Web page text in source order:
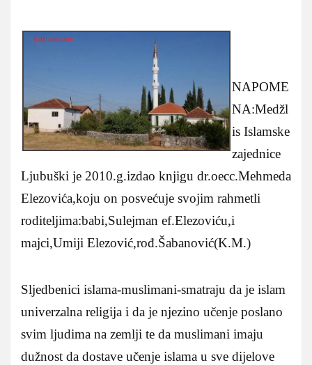
NAPOME
NA:Medžl
is Islamske
zajednice
Ljubuški je 2010.g.izdao knjigu dr.oecc.Mehmeda
Elezovića,koju on posvećuje svojim rahmetli
roditeljima:babi,Sulejman ef.Elezoviću,i
majci,Umiji Elezović,rođ.Šabanović(K.M.)
Sljedbenici islama-muslimani-smatraju da je islam
univerzalna religija i da je njezino učenje poslano
svim ljudima na zemlji te da muslimani imaju
dužnost da dostave učenje islama u sve dijelove